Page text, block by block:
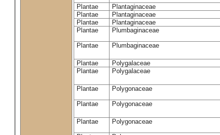
Plantae
Plantaginaceae
Plantae
Plantaginaceae
Plantae
Plantaginaceae
Plantae
Plumbaginaceae
Plantae Plumbaginaceae
Plantae
Polygalaceae
Plantae
Polygalaceae
Plantae Polygonaceae
Plantae Polygonaceae
Plantae Polygonaceae